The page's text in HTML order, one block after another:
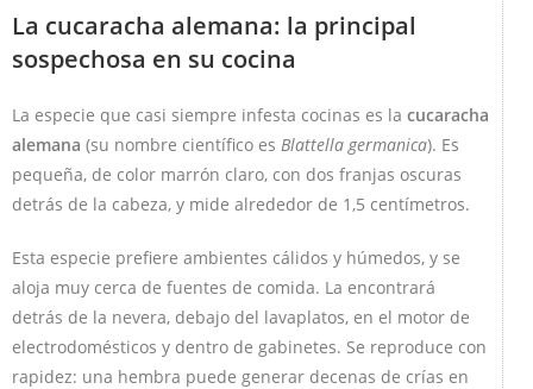
La cucaracha alemana: la principal
sospechosa en su cocina
La especie que casi siempre infesta cocinas es la cucaracha
alemana (su nombre científico es Blattella germanica). Es
pequeña, de color marrón claro, con dos franjas oscuras
detrás de la cabeza, y mide alrededor de 1,5 centímetros.
Esta especie prefiere ambientes cálidos y húmedos, y se
aloja muy cerca de fuentes de comida. La encontrará
detrás de la nevera, debajo del lavaplatos, en el motor de
electrodomésticos y dentro de gabinetes. Se reproduce con
rapidez: una hembra puede generar decenas de crías en